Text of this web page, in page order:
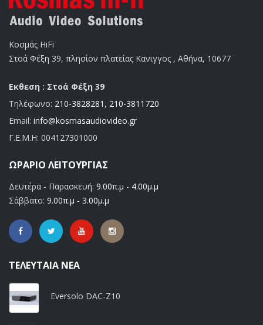
Κοσμάς HiFi
Στοά Φέξη 39, πλησίον πλατείας Κανιγγος , Αθήνα, 10677
Εκθεση : Στοά Φέξη 39
Τηλέφωνο: 210-3828281 , 210-3811720
Email: info@kosmasaudiovideo.gr
Γ.Ε.Μ.Η: 004127301000
ΩΡΆΡΙΟ ΛΕΙΤΟΥΡΓΊΑΣ
Δευτέρα - Παρασκευή: 9.00π.μ - 4.00μ.μ
Σάββατο: 9.00π.μ - 3.00μ.μ
ΤΕΛΕΥΤΑΊΑ ΝΈΑ
Eversolo DAC-Z10